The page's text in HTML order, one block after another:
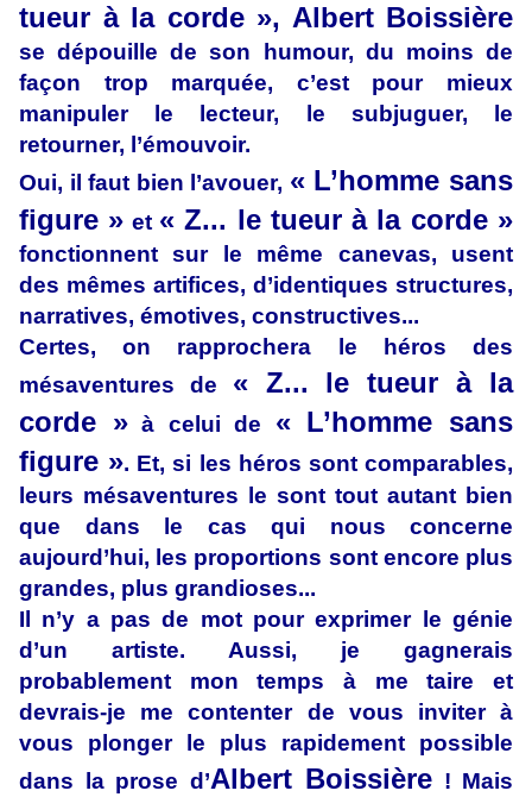
tueur à la corde », Albert Boissière
se dépouille de son humour, du moins de
façon trop marquée, c’est pour mieux
manipuler le lecteur, le subjuguer, le
retourner, l’émouvoir.
Oui, il faut bien l’avouer, « L’homme sans
figure » et « Z... le tueur à la corde »
fonctionnent sur le même canevas, usent
des mêmes artifices, d’identiques structures,
narratives, émotives, constructives...
Certes, on rapprochera le héros des
mésaventures de « Z... le tueur à la
corde »à celui de « L’homme sans
figure ». Et, si les héros sont comparables,
leurs mésaventures le sont tout autant bien
que dans le cas qui nous concerne
aujourd’hui, les proportions sont encore plus
grandes, plus grandioses...
Il n’y a pas de mot pour exprimer le génie
d’un artiste. Aussi, je gagnerais
probablement mon temps à me taire et
devrais-je me contenter de vous inviter à
vous plonger le plus rapidement possible
dans la prose d’Albert Boissière ! Mais